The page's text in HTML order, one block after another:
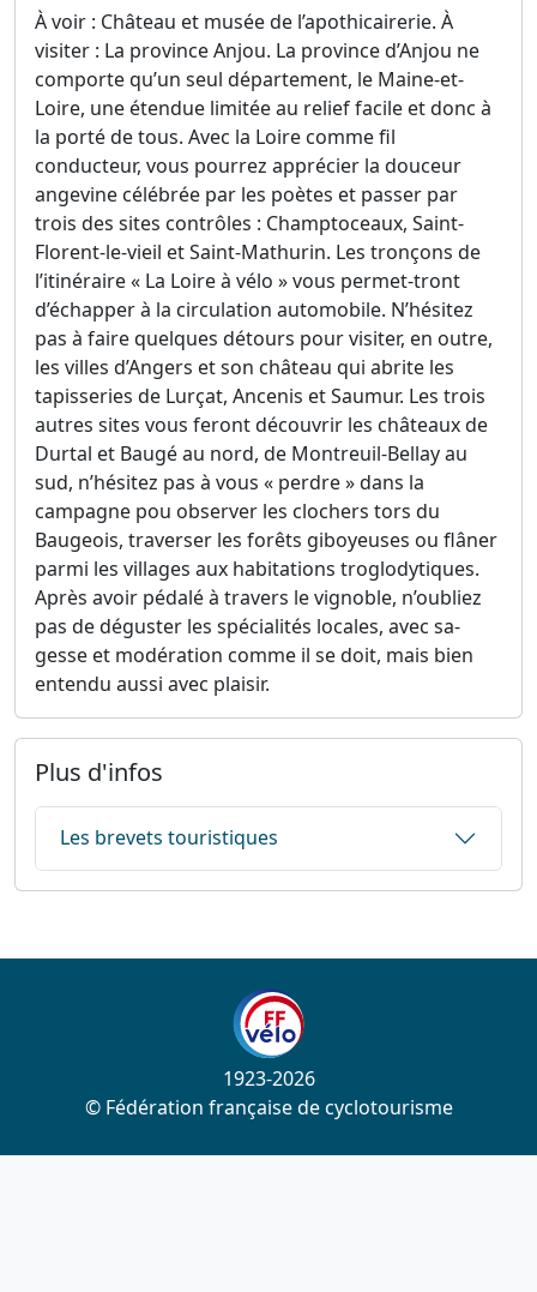
À voir : Château et musée de l’apothicairerie. À
visiter : La province Anjou. La province d’Anjou ne
comporte qu’un seul département, le Maine-et-
Loire, une étendue limitée au relief facile et donc à
la porté de tous. Avec la Loire comme fil
conducteur, vous pourrez apprécier la douceur
angevine célébrée par les poètes et passer par
trois des sites contrôles : Champtoceaux, Saint-
Florent-le-vieil et Saint-Mathurin. Les tronçons de
l’itinéraire « La Loire à vélo » vous permet-tront
d’échapper à la circulation automobile. N’hésitez
pas à faire quelques détours pour visiter, en outre,
les villes d’Angers et son château qui abrite les
tapisseries de Lurçat, Ancenis et Saumur. Les trois
autres sites vous feront découvrir les châteaux de
Durtal et Baugé au nord, de Montreuil-Bellay au
sud, n’hésitez pas à vous « perdre » dans la
campagne pou observer les clochers tors du
Baugeois, traverser les forêts giboyeuses ou flâner
parmi les villages aux habitations troglodytiques.
Après avoir pédalé à travers le vignoble, n’oubliez
pas de déguster les spécialités locales, avec sa-
gesse et modération comme il se doit, mais bien
entendu aussi avec plaisir.
Plus d'infos
Les brevets touristiques
1923-2026
© Fédération française de cyclotourisme